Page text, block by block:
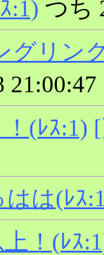
:1) つち
グリン
21:00:47
(ﾚｽ:1)
は(ﾚｽ
！(ﾚｽ